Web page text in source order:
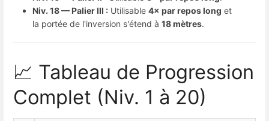
Niv. 18 — Palier III : Utilisable 4× par repos long et
la portée de l'inversion s'étend à 18 mètres.
📈 Tableau de Progression
Complet (Niv. 1 à 20)